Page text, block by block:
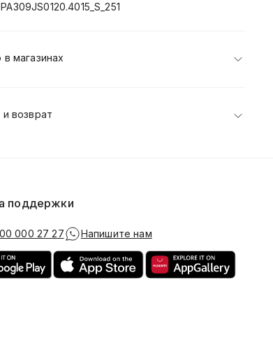
магазинах
возврат
поддержки
000 27 27 Напишите нам